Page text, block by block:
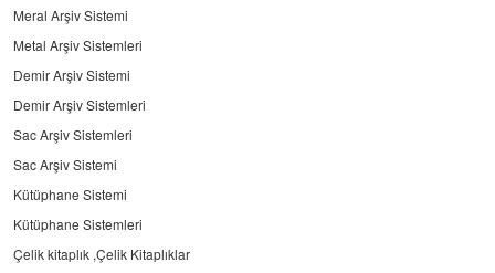
Meral Arşiv Sistemi
Metal Arşiv Sistemleri
Demir Arşiv Sistemi
Demir Arşiv Sistemleri
Sac Arşiv Sistemleri
Sac Arşiv Sistemi
Kütüphane Sistemi
Kütüphane Sistemleri
Çelik kitaplık ,Çelik Kitaplıklar